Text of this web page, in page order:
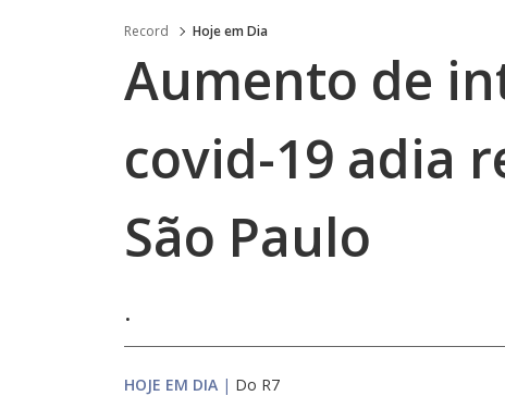
Record Hoje em Dia
Aumento de
covid-19 adia
São Paulo
.
HOJE EM DIA | Do R7